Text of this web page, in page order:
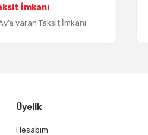
İmkanı
varan Taksit İmkanı
Üyelik
Hesabım